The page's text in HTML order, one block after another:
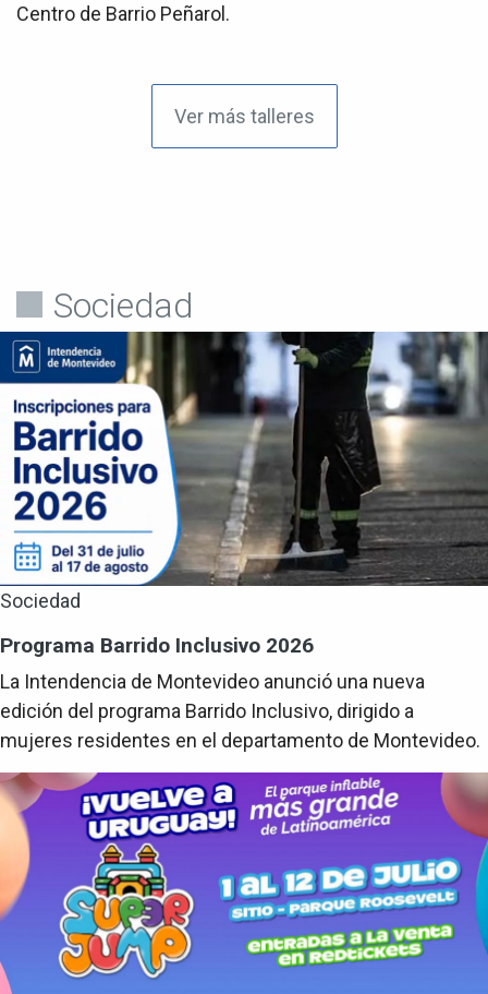
Centro de Barrio Peñarol.
Ver más talleres
Sociedad
Sociedad
Programa Barrido Inclusivo 2026
La Intendencia de Montevideo anunció una nueva
edición del programa Barrido Inclusivo, dirigido a
mujeres residentes en el departamento de Montevideo.